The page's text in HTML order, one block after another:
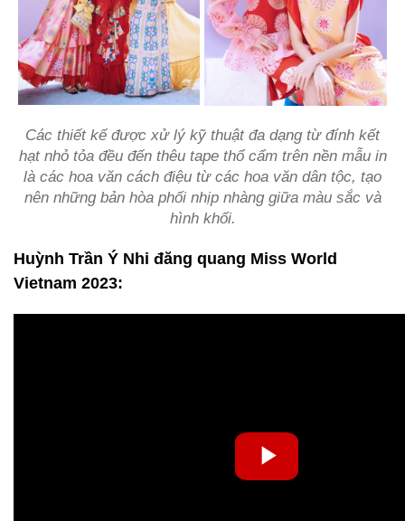
Các thiết kế được xử lý kỹ thuật đa dạng từ đính kết
hạt nhỏ tỏa đều đến thêu tape thổ cẩm trên nền mẫu in
là các hoa văn cách điệu từ các hoa văn dân tộc, tạo
nên những bản hòa phối nhịp nhàng giữa màu sắc và
hình khối.
Huỳnh Trần Ý Nhi đăng quang Miss World
Vietnam 2023: